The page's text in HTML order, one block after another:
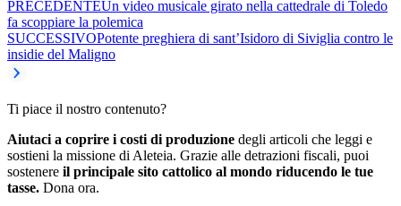
PRECEDENTEUn video musicale girato nella cattedrale di Toledo
fa scoppiare la polemica
SUCCESSIVOPotente preghiera di sant’Isidoro di Siviglia contro le
insidie del Maligno
Ti piace il nostro contenuto?
Aiutaci a coprire i costi di produzione degli articoli che leggi e
sostieni la missione di Aleteia. Grazie alle detrazioni fiscali, puoi
sostenere il principale sito cattolico al mondo riducendo le tue
tasse. Dona ora.